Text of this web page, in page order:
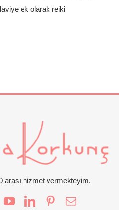
ek olarak reiki
arası hizmet vermekteyim.